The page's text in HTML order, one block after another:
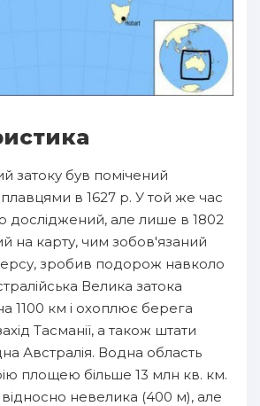
затоку був помічений
в 1627 р. У той же час
досліджений, але лише в 1802
на карту, чим зобов'язаний
зробив подорож навколо
Велика затока
1100 км і охоплює берега
Тасманії, а також штати
Австралія. Водна область
площею більше 13 млн кв. км.
невелика (400 м), але